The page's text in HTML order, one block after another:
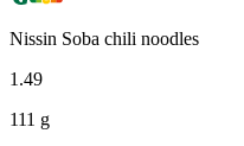
Nissin Soba chili noodles
1 .49
111 g